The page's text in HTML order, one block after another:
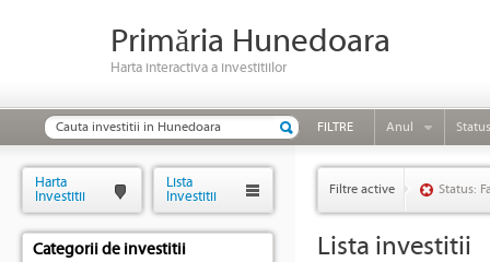
Primăria Hunedoara
Harta interactiva a investitiilor
FILTRE Anul Status
Filtre active Status:
Lista investitii
Harta
Investitii
Lista
Investitii
Categorii de investitii